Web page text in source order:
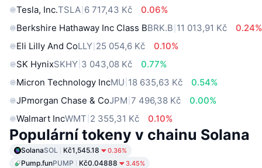
Tesla, Inc.TSLA 6 717,43 Kč
0.06%
Berkshire Hathaway Inc Class BBRK.B 11 013,91 Kč
0.24%
Eli Lilly And CoLLY 25 054,6 Kč
0.10%
SK HynixSKHY 3 043,08 Kč
0.77%
Micron Technology IncMU 18 635,63 Kč
0.54%
JPmorgan Chase & CoJPM 7 496,38 Kč
0.00%
Walmart IncWMT 2 355,31 Kč 0.10%
Populární tokeny v chainu Solana
SolanaSOL Kč1,545.18 0.36%
Pump.funPUMP Kč0.04888 3.45%